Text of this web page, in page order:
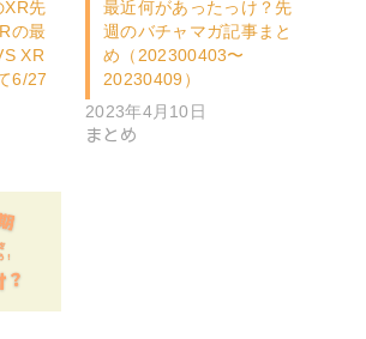
この著者の記事一覧
2026年8月7日